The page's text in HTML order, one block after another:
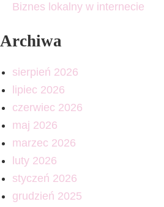
Biznes lokalny w internecie
Archiwa
sierpień 2026
lipiec 2026
czerwiec 2026
maj 2026
marzec 2026
luty 2026
styczeń 2026
grudzień 2025